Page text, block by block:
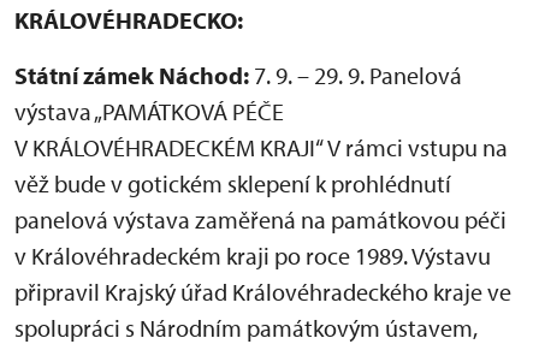
KRÁLOVÉHRADECKO:
Státní zámek Náchod: 7. 9. – 29. 9. Panelová
výstava „PAMÁTKOVÁ PÉČE
V KRÁLOVÉHRADECKÉM KRAJI“ V rámci vstupu na
věž bude v gotickém sklepení k prohlédnutí
panelová výstava zaměřená na památkovou péči
v Královéhradeckém kraji po roce 1989. Výstavu
připravil Krajský úřad Královéhradeckého kraje ve
spolupráci s Národním památkovým ústavem,